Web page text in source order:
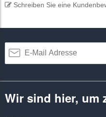
Schreiben Sie eine
Wir sind hier, um